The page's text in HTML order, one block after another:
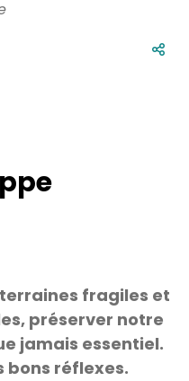
fragiles et
préserver notre
jamais essentiel.
bons réflexes.